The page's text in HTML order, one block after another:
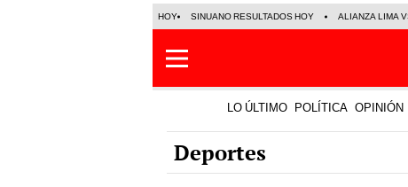
HOY SINUANO RESULTADOS HOY ALIANZA LIMA
LO ÚLTIMO POLÍTICA OPINIÓN
Deportes